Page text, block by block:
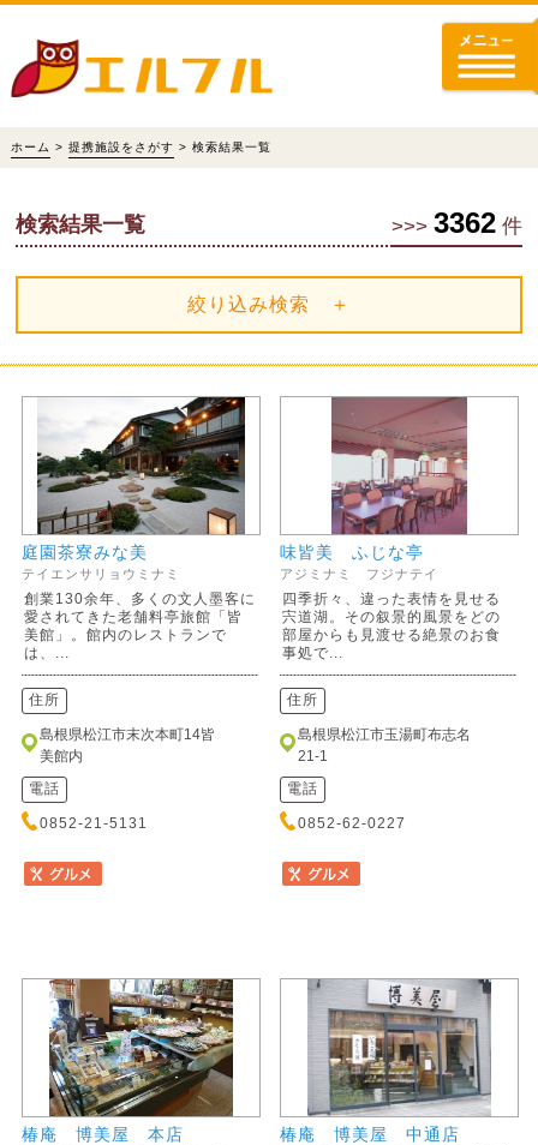
ホーム > 提携施設をさがす > 検索結果一覧
>>> 3362 件
検索結果一覧
絞り込み検索 ＋
庭園茶寮みな美
テイエンサリョウミナミ
創業130余年、多くの文人墨客に
愛されてきた老舗料亭旅館「皆
美館」。館内のレストランで
は、...
住所
島根県松江市末次本町14皆
美館内
電話
0852-21-5131
味皆美 ふじな亭
アジミナミ フジナテイ
四季折々、違った表情を見せる
宍道湖。その叙景的風景をどの
部屋からも見渡せる絶景のお食
事処で...
住所
島根県松江市玉湯町布志名
21-1
電話
0852-62-0227
椿庵 博美屋 本店 椿庵 博美屋 中通店